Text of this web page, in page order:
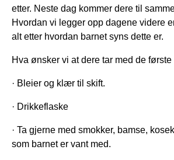
etter. Neste dag kommer dere til
Hvordan vi legger opp dagene videre
alt etter hvordan barnet syns dette er.
Hva ønsker vi at dere tar med de
· Bleier og klær til skift.
· Drikkeflaske
· Ta gjerne med smokker, bamse,
som barnet er vant med.